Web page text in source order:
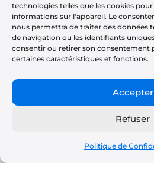
technologies telles que les cookies
informations sur l'appareil. Le
nous permettra de traiter des données
de navigation ou les identifiants
consentir ou retirer son consentement
certaines caractéristiques et fonctions.
Accepter
Refuser
Politique de
Informatique
Gaming
Maison
Vélos & Trottinettes
Photo
Politique de
CGU
Partenariats &